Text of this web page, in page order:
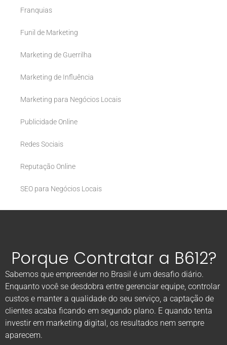
Franquias
Funil de Marketing
Marketing de Guerrilha
Marketing de Influência
Marketing para Negócios Locais
Publicidade Online
Redes Sociais
Reputação Online
SEO para Negócios Locais
Porque Contratar a B612?
Sabemos que empreender no Brasil é um desafio diário.
Enquanto você se desdobra entre gerenciar equipe, controlar
custos e manter a qualidade do seu serviço, a captação de
clientes acaba ficando em segundo plano. E quando tenta
investir em marketing digital, os resultados nem sempre
aparecem.